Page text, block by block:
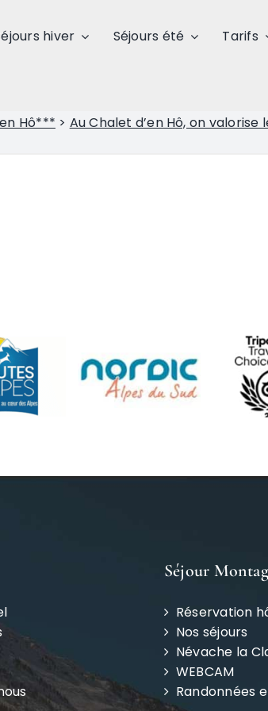
hiver Séjours été Tarifs
Hô*** > Au Chalet d’en Hô, on valorise
Séjour
Réservation
Nos séjours
Névache la
WEBCAM
Randonnées